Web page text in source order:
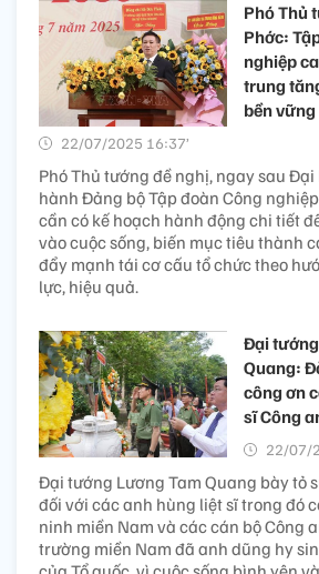
Phó Thủ
Phớc:
nghiệp
trung
bền vững
22/07/2025 16:37’
Phó Thủ tướng đề nghị, ngay sau Đại
hành Đảng bộ Tập đoàn Công
cần có kế hoạch hành động chi tiết
vào cuộc sống, biến mục tiêu thành
đẩy mạnh tái cơ cấu tổ chức theo
lực, hiệu quả.
Đại
Quang:
công ơn
sĩ Công
22/07/
Đại tướng Lương Tam Quang bày tỏ
đối với các anh hùng liệt sĩ trong đó
ninh miền Nam và các cán bộ Công
trường miền Nam đã anh dũng hy